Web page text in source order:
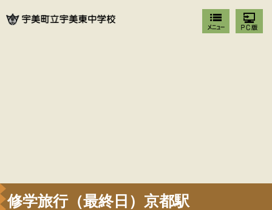
修学旅行（最終日）京都駅